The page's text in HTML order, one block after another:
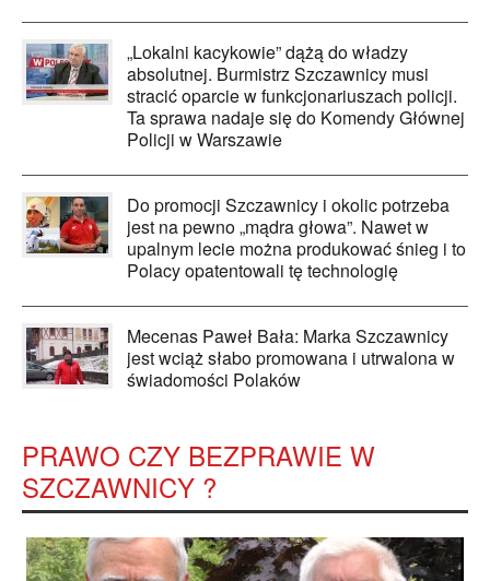
„Lokalni kacykowie” dążą do władzy
absolutnej. Burmistrz Szczawnicy musi
stracić oparcie w funkcjonariuszach policji.
Ta sprawa nadaje się do Komendy Głównej
Policji w Warszawie
Do promocji Szczawnicy i okolic potrzeba
jest na pewno „mądra głowa”. Nawet w
upalnym lecie można produkować śnieg i to
Polacy opatentowali tę technologię
Mecenas Paweł Bała: Marka Szczawnicy
jest wciąż słabo promowana i utrwalona w
świadomości Polaków
PRAWO CZY BEZPRAWIE W
SZCZAWNICY ?